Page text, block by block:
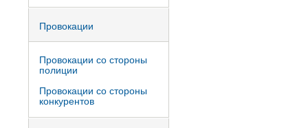
Провокации
Провокации со стороны
полиции
Провокации со стороны
конкурентов